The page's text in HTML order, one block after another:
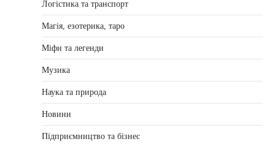
Логістика та транспорт
Магія, езотерика, таро
Міфи та легенди
Музика
Наука та природа
Новини
Підприємництво та бізнес